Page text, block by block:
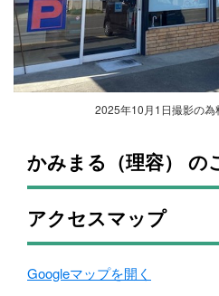
2025年10月1日撮影の為
かみまる（理容） の
アクセスマップ
Googleマップを開く